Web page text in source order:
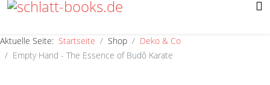
Aktuelle Seite: Startseite Shop
Deko & Co
Empty Hand - The Essence of Budô Karate